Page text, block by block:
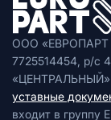
ООО «ЕВРОПАРТ
7725514454, р/с
«ЦЕНТРАЛЬНЫЙ»
уставные
входит в группу